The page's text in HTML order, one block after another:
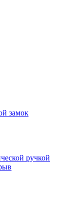
замок
ручкой